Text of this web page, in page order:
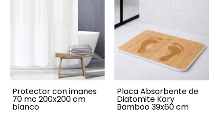
Protector con imanes
70 mc 200x200 cm
blanco
Placa Absorbente de
Diatomite Kary
Bamboo 39x60 cm